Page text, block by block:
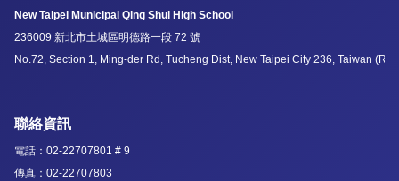
New Taipei Municipal Qing Shui High School
236009 新北市土城區明德路一段 72 號
No.72, Section 1, Ming-der Rd, Tucheng Dist, New Taipei City 236, Taiwan
聯絡資訊
電話：02-22707801 # 9
傳真：02-22707803